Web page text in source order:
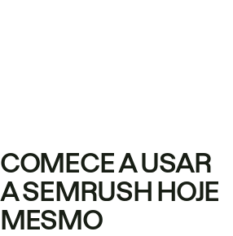
COMECE A USAR
A SEMRUSH HOJE
MESMO